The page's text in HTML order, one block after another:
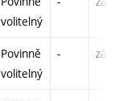
volitelný
Povinně
volitelný
- zá